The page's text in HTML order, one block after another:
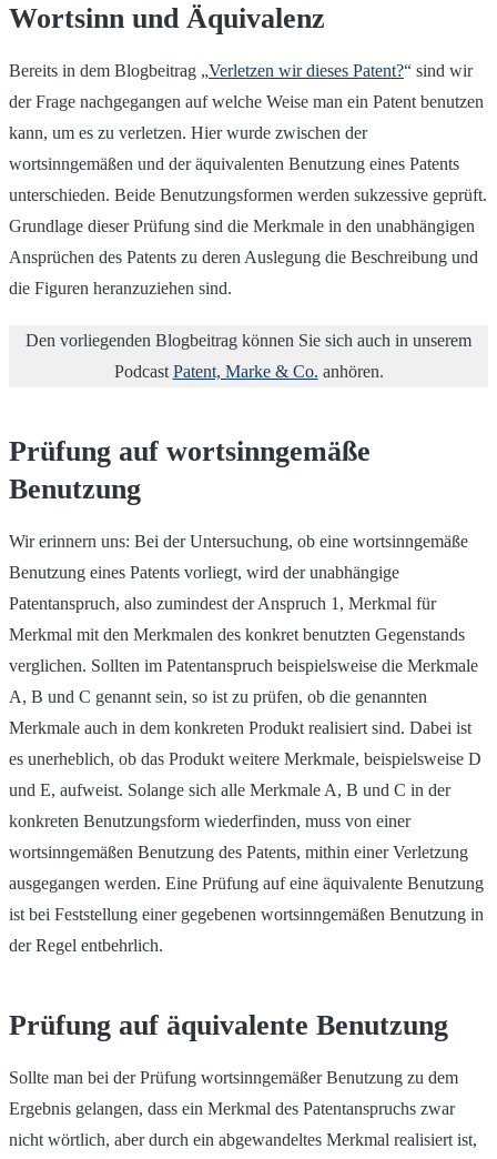
Wortsinn und Äquivalenz
Bereits in dem Blogbeitrag „Verletzen wir dieses Patent?“ sind wir
der Frage nachgegangen auf welche Weise man ein Patent benutzen
kann, um es zu verletzen. Hier wurde zwischen der
wortsinngemäßen und der äquivalenten Benutzung eines Patents
unterschieden. Beide Benutzungsformen werden sukzessive geprüft.
Grundlage dieser Prüfung sind die Merkmale in den unabhängigen
Ansprüchen des Patents zu deren Auslegung die Beschreibung und
die Figuren heranzuziehen sind.
Den vorliegenden Blogbeitrag können Sie sich auch in unserem
Podcast Patent, Marke & Co. anhören.
Prüfung auf wortsinngemäße
Benutzung
Wir erinnern uns: Bei der Untersuchung, ob eine wortsinngemäße
Benutzung eines Patents vorliegt, wird der unabhängige
Patentanspruch, also zumindest der Anspruch 1, Merkmal für
Merkmal mit den Merkmalen des konkret benutzten Gegenstands
verglichen. Sollten im Patentanspruch beispielsweise die Merkmale
A, B und C genannt sein, so ist zu prüfen, ob die genannten
Merkmale auch in dem konkreten Produkt realisiert sind. Dabei ist
es unerheblich, ob das Produkt weitere Merkmale, beispielsweise D
und E, aufweist. Solange sich alle Merkmale A, B und C in der
konkreten Benutzungsform wiederfinden, muss von einer
wortsinngemäßen Benutzung des Patents, mithin einer Verletzung
ausgegangen werden. Eine Prüfung auf eine äquivalente Benutzung
ist bei Feststellung einer gegebenen wortsinngemäßen Benutzung in
der Regel entbehrlich.
Prüfung auf äquivalente Benutzung
Sollte man bei der Prüfung wortsinngemäßer Benutzung zu dem
Ergebnis gelangen, dass ein Merkmal des Patentanspruchs zwar
nicht wörtlich, aber durch ein abgewandeltes Merkmal realisiert ist,